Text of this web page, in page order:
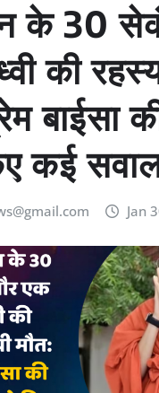
के 30
की
बाईसा
कई
Jan